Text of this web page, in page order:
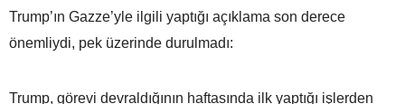
Trump’ın Gazze’yle ilgili yaptığı açıklama son derece
önemliydi, pek üzerinde durulmadı:
Trump, görevi devraldığının haftasında ilk yaptığı işlerden